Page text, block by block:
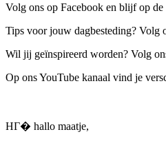
Volg ons op Facebook en blijf op
Tips voor jouw dagbesteding? Volg
Wil jij geïnspireerd worden? Volg
Op ons YouTube kanaal vind je
HГ� hallo maatje,